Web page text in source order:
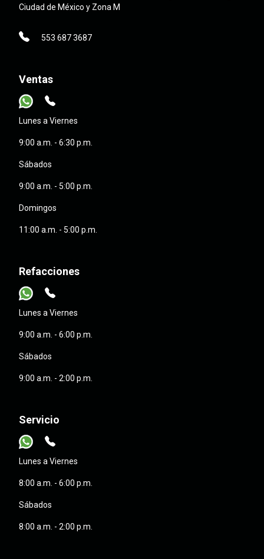
Ciudad de México y Zona M
553 687 3687
Ventas
Lunes a Viernes
9:00 a.m. - 6:30 p.m.
Sábados
9:00 a.m. - 5:00 p.m.
Domingos
11:00 a.m. - 5:00 p.m.
Refacciones
Lunes a Viernes
9:00 a.m. - 6:00 p.m.
Sábados
9:00 a.m. - 2:00 p.m.
Servicio
Lunes a Viernes
8:00 a.m. - 6:00 p.m.
Sábados
8:00 a.m. - 2:00 p.m.